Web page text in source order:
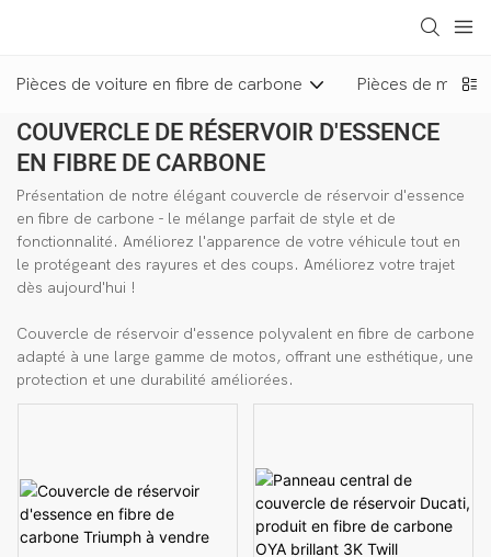
Pièces de voiture en fibre de carbone Pièces de moto
COUVERCLE DE RÉSERVOIR D'ESSENCE
EN FIBRE DE CARBONE
Présentation de notre élégant couvercle de réservoir d'essence
en fibre de carbone - le mélange parfait de style et de
fonctionnalité. Améliorez l'apparence de votre véhicule tout en
le protégeant des rayures et des coups. Améliorez votre trajet
dès aujourd'hui !
Couvercle de réservoir d'essence polyvalent en fibre de carbone
adapté à une large gamme de motos, offrant une esthétique, une
protection et une durabilité améliorées.